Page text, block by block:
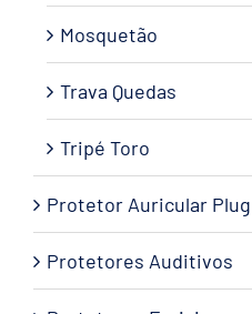
Mosquetão
Trava Quedas
Tripé Toro
Protetor Auricular Plug
Protetores Auditivos